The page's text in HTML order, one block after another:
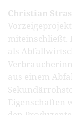
Christian
miteinschließt.
als
aus einem
Eigenschaften